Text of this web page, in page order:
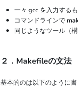
一々 gcc を入力する
コマンドラインで
同じようなツール（
２．Makefileの文法
基本的のは以下のように書